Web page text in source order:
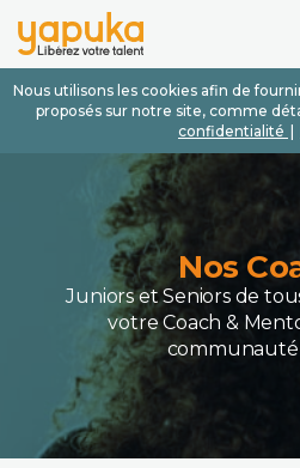
Nous utilisons les cookies afin de
proposés sur notre site, comme
confidentialité
Nos
Juniors et Seniors de
votre Coach &
communauté